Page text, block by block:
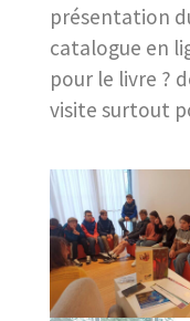
présentation
catalogue en
pour le livre ?
visite surtout